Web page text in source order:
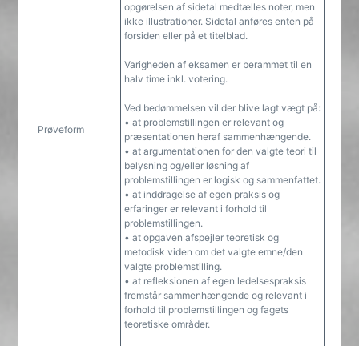
Prøveform
opgørelsen af sidetal medtælles noter, men
ikke illustrationer. Sidetal anføres enten på
forsiden eller på et titelblad.
Varigheden af eksamen er berammet til en
halv time inkl. votering.
Ved bedømmelsen vil der blive lagt vægt på:
• at problemstillingen er relevant og
præsentationen heraf sammenhængende.
• at argumentationen for den valgte teori til
belysning og/eller løsning af
problemstillingen er logisk og sammenfattet.
• at inddragelse af egen praksis og
erfaringer er relevant i forhold til
problemstillingen.
• at opgaven afspejler teoretisk og
metodisk viden om det valgte emne/den
valgte problemstilling.
• at refleksionen af egen ledelsespraksis
fremstår sammenhængende og relevant i
forhold til problemstillingen og fagets
teoretiske områder.